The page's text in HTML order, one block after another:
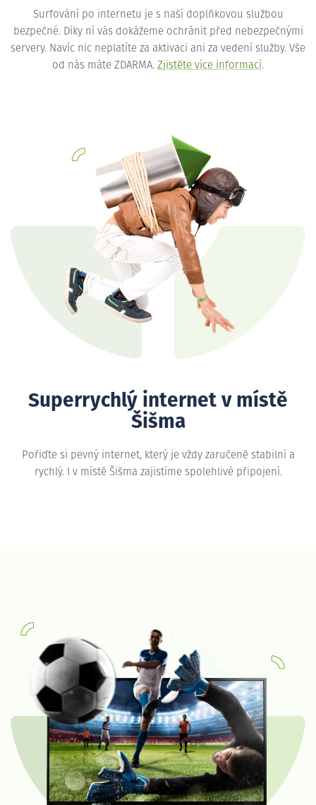
Surfování po internetu je s naší doplňkovou službou
bezpečné. Díky ní vás dokážeme ochránit před nebezpečnými
servery. Navíc nic neplatíte za aktivaci ani za vedení služby. Vše
od nás máte ZDARMA. Zjistěte více informací.
Superrychlý internet v místě
Šišma
Pořiďte si pevný internet, který je vždy zaručeně stabilní a
rychlý. I v místě Šišma zajistíme spolehlivé připojení.